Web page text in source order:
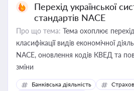
Перехід української
стандартів NACE
Про що тема: Тема охоплює
класифікації видів економічної
NACE, оновлення кодів КВЕД та
зміни
Банківська діяльність